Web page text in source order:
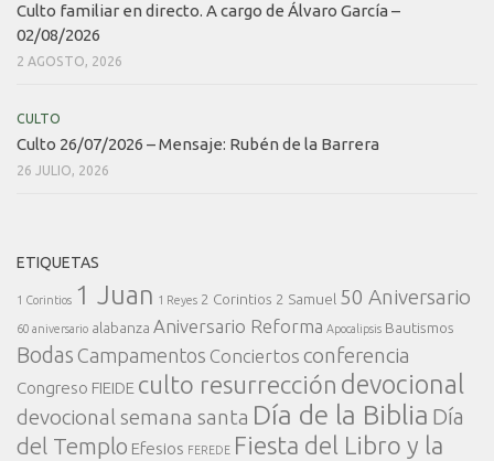
Culto familiar en directo. A cargo de Álvaro García –
02/08/2026
2 AGOSTO, 2026
CULTO
Culto 26/07/2026 – Mensaje: Rubén de la Barrera
26 JULIO, 2026
ETIQUETAS
1 Corintios 1 Juan 1 Reyes 2 Corintios 2 Samuel 50 Aniversario
60 aniversario alabanza Aniversario Reforma Apocalipsis Bautismos
Bodas Campamentos Conciertos conferencia
Congreso FIEIDE culto resurrección devocional
devocional semana santa Día de la Biblia Día
del Templo Efesios FEREDE Fiesta del Libro y la